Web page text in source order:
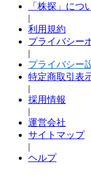
「株探」につ
|
利用規約
プライバシー
|
プライバシー
特定商取引表
|
採用情報
|
運営会社
サイトマップ
|
ヘルプ